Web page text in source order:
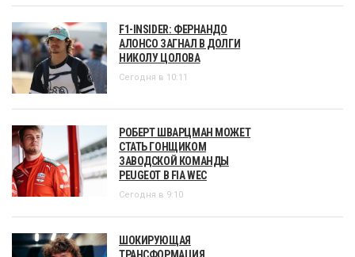
F1-INSIDER: ФЕРНАНДО
АЛОНСО ЗАГНАЛ В ДОЛГИ
НИКОЛУ ЦОЛОВА
Сегодня в 10:11
РОБЕРТ ШВАРЦМАН МОЖЕТ
СТАТЬ ГОНЩИКОМ
ЗАВОДСКОЙ КОМАНДЫ
PEUGEOT В FIA WEC
Сегодня в 9:10
ШОКИРУЮЩАЯ
ТРАНСФОРМАЦИЯ